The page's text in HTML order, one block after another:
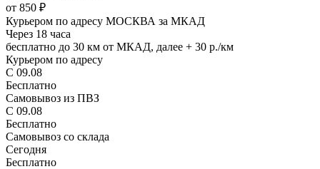
от 850 ₽
Курьером по адресу МОСКВА за МКАД
Через 18 часа
бесплатно до 30 км от МКАД, далее + 30 р./км
Курьером по адресу
С 09.08
Бесплатно
Самовывоз из ПВЗ
С 09.08
Бесплатно
Самовывоз со склада
Сегодня
Бесплатно